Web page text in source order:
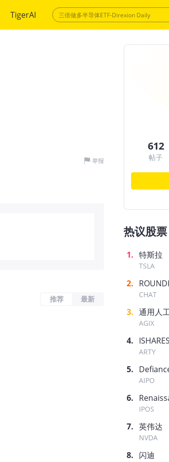
TigerAI
举报
推荐 最新
612
帖子
热议股票
1. 特斯拉
TSLA
2.
CHAT
3.
AGIX
4.
ARTY
5.
AIPO
6.
IPOS
7. 英伟达
NVDA
8. 闪迪